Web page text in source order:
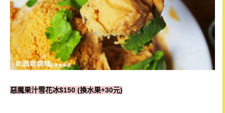
惡魔果汁雪花冰$150 (換水果+30元)